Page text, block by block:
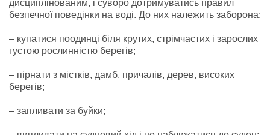
дисциплінованим, і суворо дотримуватись правил
безпечної поведінки на воді. До них належить заборона:
– купатися поодинці біля крутих, стрімчастих і зарослих
густою рослинністю берегів;
– пірнати з містків, дамб, причалів, дерев, високих
берегів;
– запливати за буйки;